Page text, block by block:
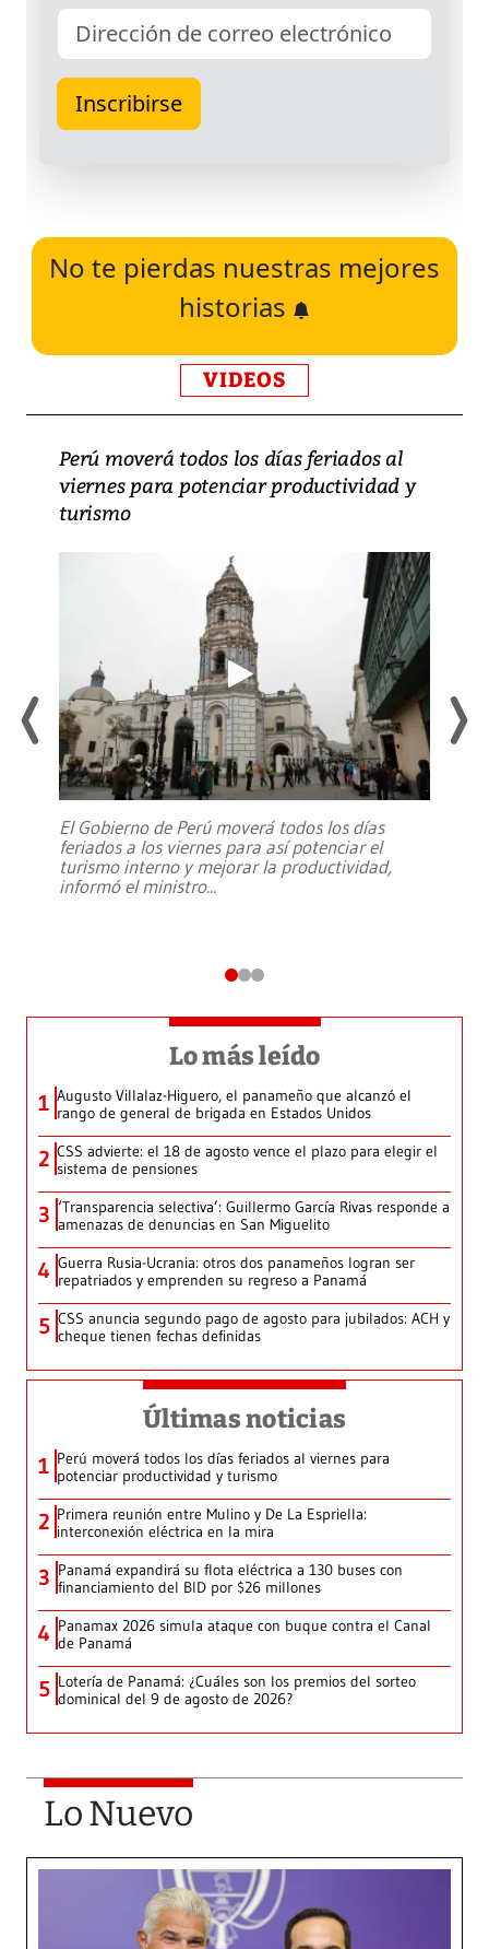
No te pierdas nuestras mejores
historias
VIDEOS
Perú moverá todos los días feriados al
viernes para potenciar productividad y
turismo
El Gobierno de Perú moverá todos los días
feriados a los viernes para así potenciar el
turismo interno y mejorar la productividad,
informó el ministro...
Lo más leído
1 Augusto Villalaz-Higuero, el panameño que alcanzó el
rango de general de brigada en Estados Unidos
2 CSS advierte: el 18 de agosto vence el plazo para elegir el
sistema de pensiones
3 ‘Transparencia selectiva’: Guillermo García Rivas responde a
amenazas de denuncias en San Miguelito
4 Guerra Rusia-Ucrania: otros dos panameños logran ser
repatriados y emprenden su regreso a Panamá
5 CSS anuncia segundo pago de agosto para jubilados: ACH y
cheque tienen fechas definidas
Últimas noticias
1 Perú moverá todos los días feriados al viernes para
potenciar productividad y turismo
2 Primera reunión entre Mulino y De La Espriella:
interconexión eléctrica en la mira
3 Panamá expandirá su flota eléctrica a 130 buses con
financiamiento del BID por $26 millones
4 Panamax 2026 simula ataque con buque contra el Canal
de Panamá
5 Lotería de Panamá: ¿Cuáles son los premios del sorteo
dominical del 9 de agosto de 2026?
Lo Nuevo